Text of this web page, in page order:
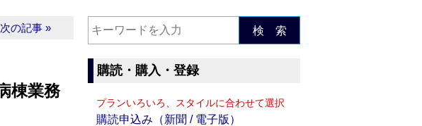
次の記事 »
棟業務
検 索
購読・購入・登録
プランいろいろ、スタイルに合わせて選択
購読申込み（新聞 / 電子版）